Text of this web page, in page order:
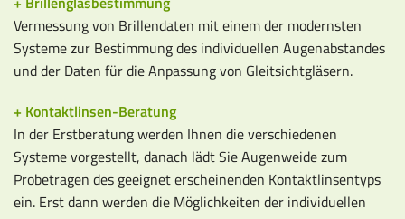
Vermessung von Brillendaten mit einem der modernsten
Systeme zur Bestimmung des individuellen Augenabstandes
und der Daten für die Anpassung von Gleitsichtgläsern.
+ Kontaktlinsen-Beratung
In der Erstberatung werden Ihnen die verschiedenen
Systeme vorgestellt, danach lädt Sie Augenweide zum
Probetragen des geeignet erscheinenden Kontaktlinsentyps
ein. Erst dann werden die Möglichkeiten der individuellen